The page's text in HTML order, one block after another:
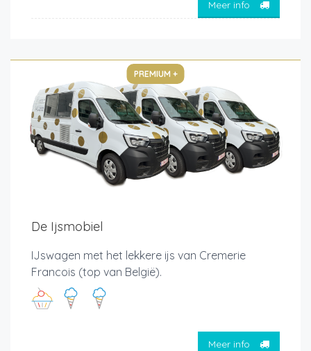
Meer info
PREMIUM +
De Ijsmobiel
IJswagen met het lekkere ijs van Cremerie
Francois (top van België).
Meer info